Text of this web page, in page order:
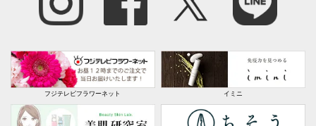
フジテレビフラワーネット イミニ